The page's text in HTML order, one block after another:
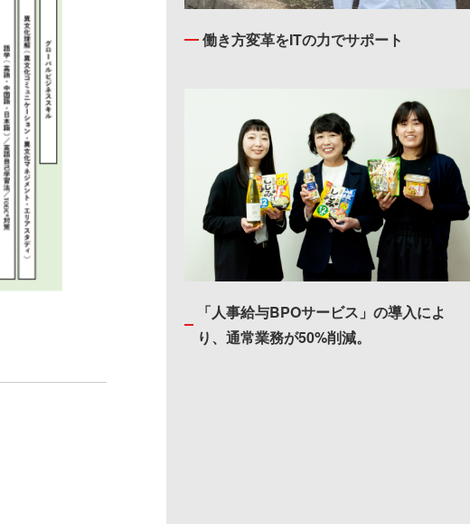
働き方変革をITの力でサポート
「人事給与BPOサービス」の導入によ
り、通常業務が50%削減。